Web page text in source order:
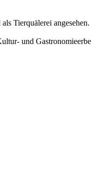
Tierquälerei angesehen.
und Gastronomieerbe